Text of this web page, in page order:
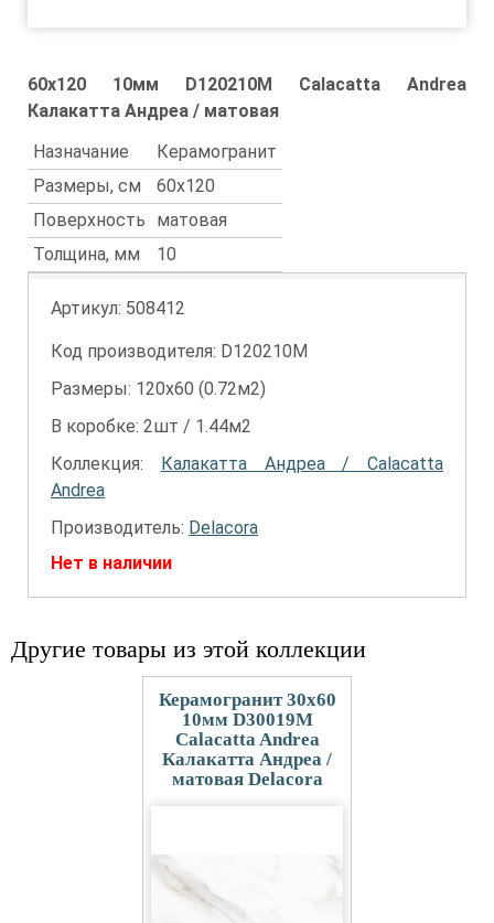
60x120 10мм D120210M Calacatta Andrea
Калакатта Андреа / матовая
Назначание
Керамогранит
Размеры, см
60x120
Поверхность
матовая
Толщина, мм
10
Артикул: 508412
Код производителя: D120210M
Размеры: 120х60 (0.72м2)
В коробке: 2шт / 1.44м2
Коллекция: Калакатта Андреа / Calacatta
Andrea
Производитель: Delacora
Нет в наличии
Другие товары из этой коллекции
Керамогранит 30x60
10мм D30019M
Calacatta Andrea
Калакатта Андреа /
матовая Delacora